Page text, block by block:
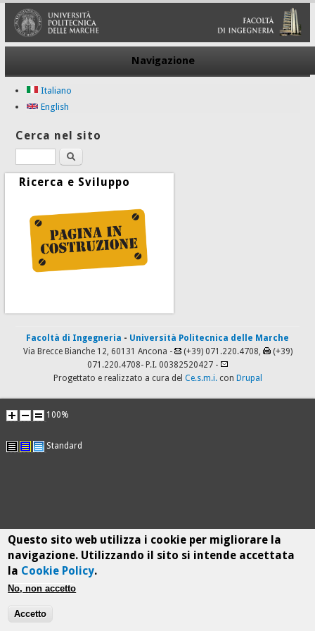
Navigazione
Italiano
English
Cerca nel sito
Cerca
Ricerca e Sviluppo
Facoltà di Ingegneria - Università Politecnica delle Marche
Via Brecce Bianche 12, 60131 Ancona -
(+39) 071.220.4708,
(+39)
071.220.4708- P.I. 00382520427 -
Progettato e realizzato a cura del Ce.s.m.i.con Drupal
100%
Standard
Questo sito web utilizza i cookie per migliorare la
navigazione. Utilizzando il sito si intende accettata
la Cookie Policy.
No, non accetto
Accetto